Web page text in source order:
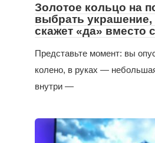
Золотое кольцо на
выбрать украшение,
скажет «да» вместо
Представьте момент: вы
колено, в руках —
внутри —